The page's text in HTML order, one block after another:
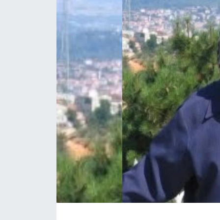
Daday Haberleri
Doğanyurt Haberleri
Hanönü Haberleri
İhsangazi Haberleri
İnebolu Haberleri
Küre Haberleri
Merkez Haberleri